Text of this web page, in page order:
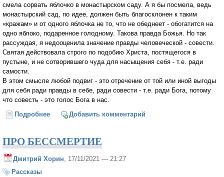
смела сорвать яблочко в монастырском саду. А я бы посмела, ведь
монастырский сад, по идее, должен быть благосклонен к таким
«кражам» и от одного яблочка не то, что не обеднеет - обогатится на
одно яблоко, подаренное голодному. Такова правда Божья. Но так
рассуждая, я недооценила значение правды человеческой - совести.
Святая действовала строго по подобию Христа, постящегося в
пустыне, и не сотворившего чуда для насыщения себя - т.е. ради
самости.
В этом смысле любой подвиг - это отречение от той или иной выгоды
для себя ради правды в себе, ради совести - т.е. ради Бога, потому
что совесть - это голос Бога в нас.
Подробнее о Правда силы или сила правды?
Добавить комментарий
ПРО БЕССМЕРТИЕ
Дмитрий Хорин , 17/11/2021 — 21:27
Рассказы